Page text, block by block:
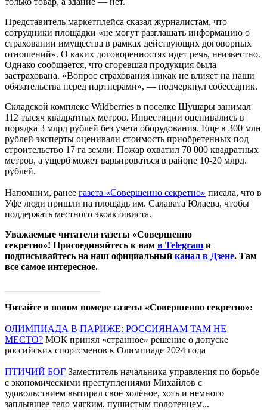
Представитель маркетплейса сказал журналистам, что
сотрудники площадки «не могут разглашать информацию о
страховании имущества в рамках действующих договорных
отношений». О каких договоренностях идет речь, неизвестно.
Однако сообщается, что сгоревшая продукция была
застрахована. «Вопрос страхования никак не влияет на наши
обязательства перед партнерами», — подчеркнул собеседник.
Складской комплекс Wildberries в поселке Шушары занимал
112 тысяч квадратных метров. Инвестиции оценивались в
порядка 3 млрд рублей без учета оборудования. Еще в 300 млн
рублей эксперты оценивали стоимость приобретенных под
строительство 17 га земли. Пожар охватил 70 000 квадратных
метров, а ущерб может варьироваться в районе 10-20 млрд.
рублей.
Напомним, ранее газета «Совершенно секретно» писала, что в
Уфе люди пришли на площадь им. Салавата Юлаева, чтобы
поддержать местного экоактивиста.
Уважаемые читатели газеты «Совершенно
секретно»! Присоединяйтесь к нам в Telegram и
подписывайтесь на наш официальный канал в Дзене. Там
все самое интересное.
Читайте в новом номере газеты «Совершенно секретно»:
ОЛИМПИАДА В ПАРИЖЕ: РОССИЯНАМ ТАМ НЕ
МЕСТО? МОК принял «странное» решение о допуске
российских спортсменов к Олимпиаде 2024 года
ПТИЧИЙ БОГ Заместитель начальника управления по борьбе
с экономическими преступлениями Михайлов с
удовольствием вытирал своё холёное, хоть и немного
заплывшее тело мягким, пушистым полотенцем...